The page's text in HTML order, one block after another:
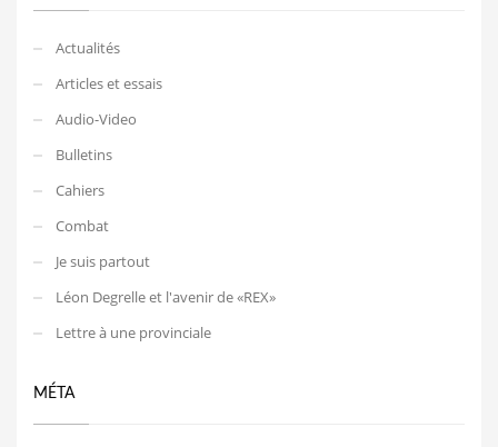
Actualités
Articles et essais
Audio-Video
Bulletins
Cahiers
Combat
Je suis partout
Léon Degrelle et l'avenir de «REX»
Lettre à une provinciale
MÉTA